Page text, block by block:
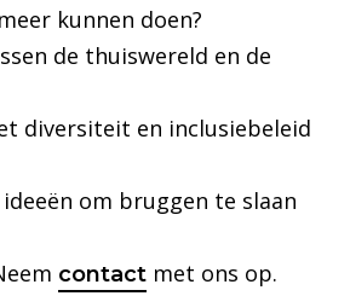
kunnen doen?
de thuiswereld en de
diversiteit en inclusiebeleid
om bruggen te slaan
contact met ons op.